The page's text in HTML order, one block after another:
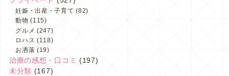
妊娠・出産・子育て (82)
動物 (115)
グルメ (247)
ロハス (118)
お洒落 (19)
治療の感想・口コミ
(197)
未分類 (167)